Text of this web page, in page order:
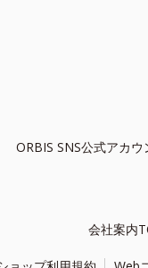
ORBIS SNS公式アカウ
会社案内